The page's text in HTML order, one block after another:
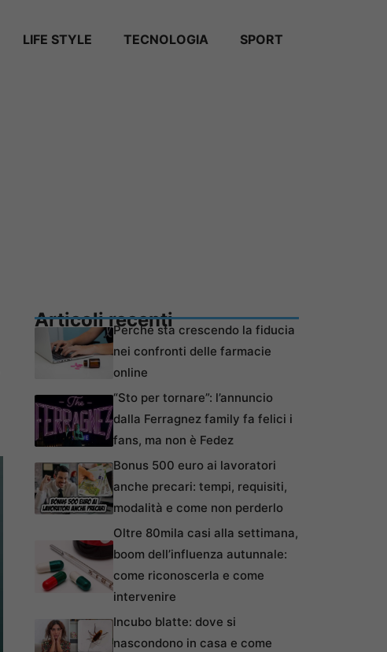
LIFE STYLE TECNOLOGIA SPORT
Articoli recentiPerché sta crescendo la fiducia
nei confronti delle farmacie
online
“Sto per tornare”: l’annuncio
dalla Ferragnez family fa felici i
fans, ma non è Fedez
Bonus 500 euro ai lavoratori
anche precari: tempi, requisiti,
modalità e come non perderlo
Oltre 80mila casi alla settimana,
boom dell’influenza autunnale:
come riconoscerla e come
intervenire
Incubo blatte: dove si
nascondono in casa e come